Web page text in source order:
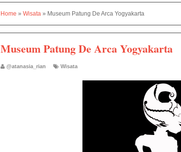
Home » Wisata » Museum Patung De Arca Yogyakarta
Museum Patung De Arca Yogyakarta
@atanasia_rian Wisata